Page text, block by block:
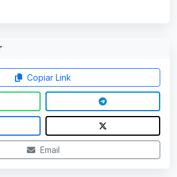
Copiar Link
Email